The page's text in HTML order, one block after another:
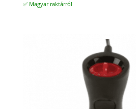
✅ Magyar raktárról